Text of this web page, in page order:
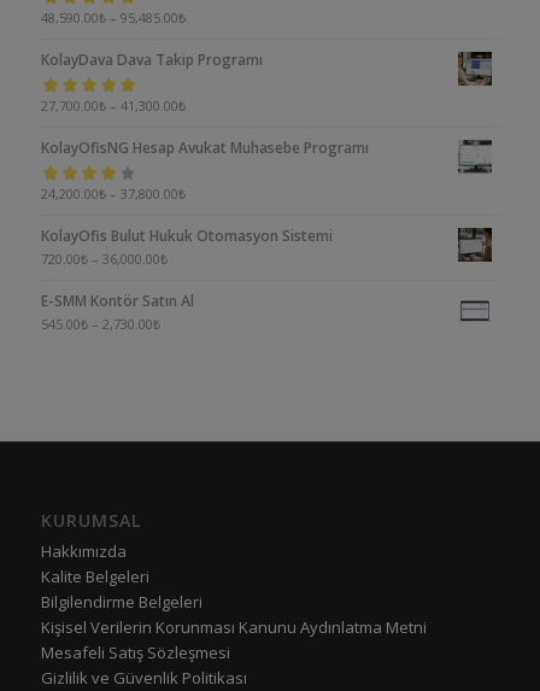
5 üzerinden
48,590.00₺ – 95,485.00₺
KolayDava Dava Takip Programı
5 üzerinden
27,700.00₺ – 41,300.00₺
KolayOfisNG Hesap Avukat Muhasebe Programı
5
4.00oy aldı
24,200.00₺ – 37,800.00₺
KolayOfis Bulut Hukuk Otomasyon Sistemi
720.00₺ – 36,000.00₺
E-SMM Kontör Satın Al
545.00₺ – 2,730.00₺
KURUMSAL
Hakkımızda
Kalite Belgeleri
Bilgilendirme Belgeleri
Kişisel Verilerin Korunması Kanunu Aydınlatma Metni
Mesafeli Satış Sözleşmesi
Gizlilik ve Güvenlik Politikası